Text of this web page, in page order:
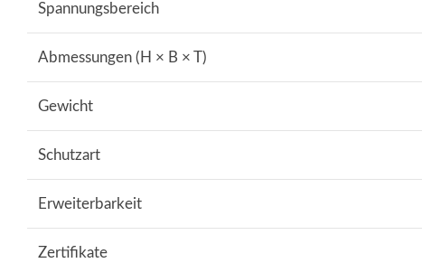
Spannungsbereich
Abmessungen (H × B × T)
Gewicht
Schutzart
Erweiterbarkeit
Zertifikate